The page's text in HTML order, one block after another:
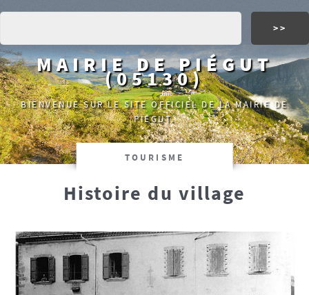
MAIRIE DE PIÉGUT
(05130)
BIENVENUE SUR LE SITE OFFICIEL DE LA MAIRIE DE
PIÉGUT.
TOURISME
Histoire du village